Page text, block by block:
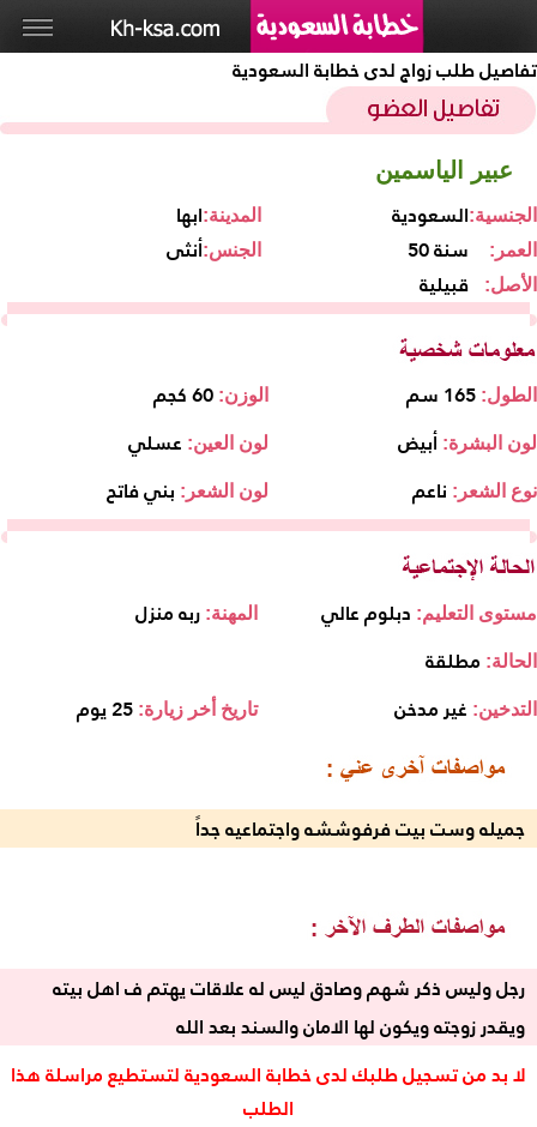
تفاصيل طلب زواج لدى خطابة السعودية
عبير الياسمين
ابهاالمدينة: السعوديةالجنسية:
أنثىالجنس: 50 سنة العمر:
قبيلية الأصل:
الوزن: 60 كجم الطول: 165 سم
لون العين: عسلي لون البشرة: أبيض
لون الشعر: بني فاتح نوع الشعر: ناعم
المهنة: ربه منزل مستوى التعليم: دبلوم عالي
الحالة: مطلقة
تاريخ أخر زيارة: 25 يوم التدخين: غير مدخن
جميله وست بيت فرفوششه واجتماعيه جداً
رجل وليس ذكر شهم وصادق ليس له علاقات يهتم ف اهل بيته
ويقدر زوجته ويكون لها الامان والسند بعد الله
لا بد من تسجيل طلبك لدى خطابة السعودية لتستطيع مراسلة هذا
الطلب